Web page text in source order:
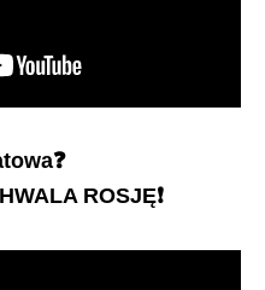
ROSJĘ❗️